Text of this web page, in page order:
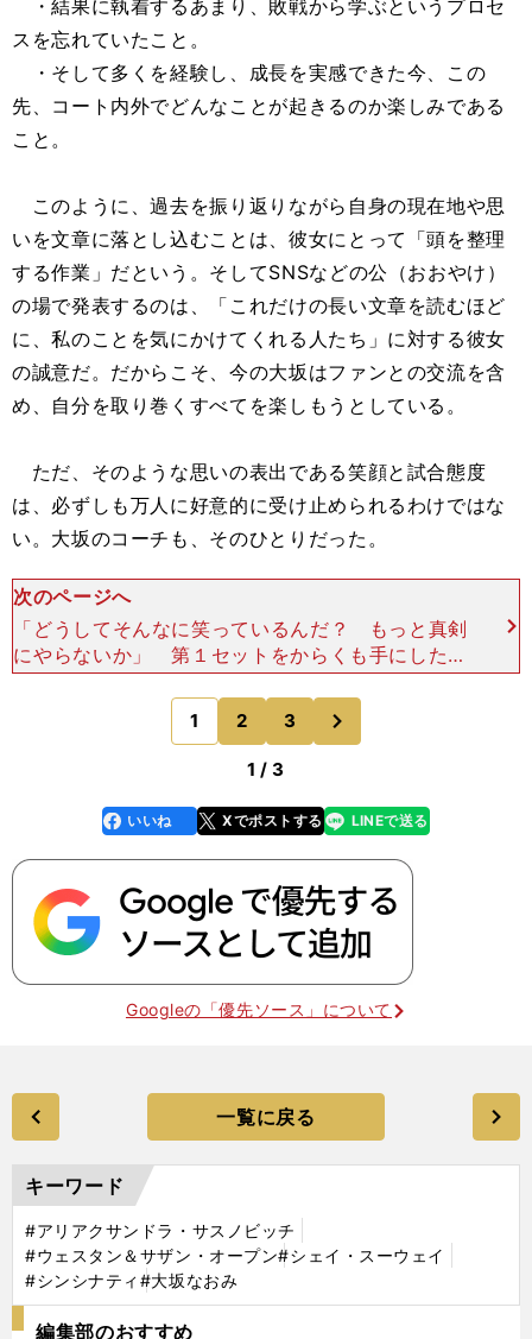
・結果に執着するあまり、敗戦から学ぶというプロセ
スを忘れていたこと。
・そして多くを経験し、成長を実感できた今、この
先、コート内外でどんなことが起きるのか楽しみである
こと。
このように、過去を振り返りながら自身の現在地や思
いを文章に落とし込むことは、彼女にとって「頭を整理
する作業」だという。そしてSNSなどの公（おおやけ）
の場で発表するのは、「これだけの長い文章を読むほど
に、私のことを気にかけてくれる人たち」に対する彼女
の誠意だ。だからこそ、今の大坂はファンとの交流を含
め、自分を取り巻くすべてを楽しもうとしている。
ただ、そのような思いの表出である笑顔と試合態度
は、必ずしも万人に好意的に受け止められるわけではな
い。大坂のコーチも、そのひとりだった。
次のページへ
「どうしてそんなに笑っているんだ？ もっと真剣
にやらないか」 第１セットをからくも手にした後
のオンコートコーチングで、コーチのジェンキンス
はハッパをかけた。 大坂もコーチのその声を、納
得し、真摯に受け
1 2 3
1 / 3
faceboo
k
いいね Xでポストする
line LINEで送る
Googleの「優先ソース」について
一覧に戻る
キーワード
#アリアクサンドラ・サスノビッチ
#ウェスタン＆サザン・オープン#シェイ・スーウェイ
#シンシナティ #大坂なおみ
編集部のおすすめ